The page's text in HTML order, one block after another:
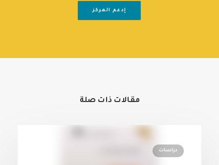
إدعم المركز
مقالات ذات صلة
دراسات